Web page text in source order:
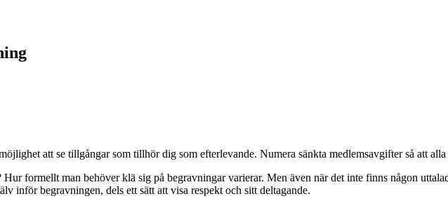
att se tillgångar som tillhör dig som efterlevande. Numera sänkta medlemsavgifter så att
formellt man behöver klä sig på begravningar varierar. Men även när det inte finns någon
inför begravningen, dels ett sätt att visa respekt och sitt deltagande.